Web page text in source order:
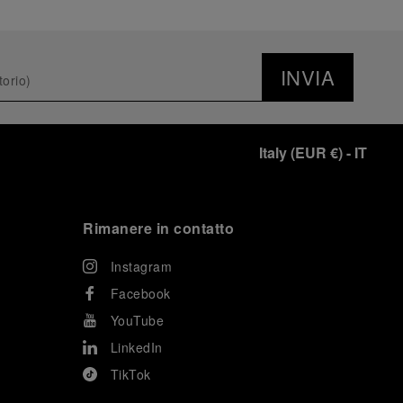
INVIA
Italy(EUR €)- IT
Rimanere in contatto
Instagram
Facebook
YouTube
LinkedIn
TikTok